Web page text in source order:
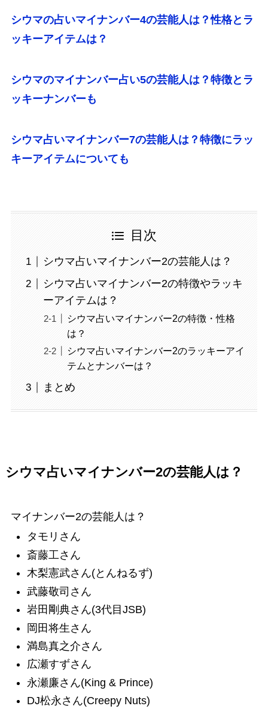
シウマの占いマイナンバー4の芸能人は？性格とラ
ッキーアイテムは？
シウマのマイナンバー占い5の芸能人は？特徴とラ
ッキーナンバーも
シウマ占いマイナンバー7の芸能人は？特徴にラッ
キーアイテムについても
目次
シウマ占いマイナンバー2の芸能人は？
シウマ占いマイナンバー2の特徴やラッキ
ーアイテムは？
シウマ占いマイナンバー2の特徴・性格
は？
シウマ占いマイナンバー2のラッキーアイ
テムとナンバーは？
まとめ
シウマ占いマイナンバー2の芸能人は？
マイナンバー2の芸能人は？
タモリさん
斎藤工さん
木梨憲武さん(とんねるず)
武藤敬司さん
岩田剛典さん(3代目JSB)
岡田将生さん
満島真之介さん
広瀬すずさん
永瀬廉さん(King & Prince)
DJ松永さん(Creepy Nuts)